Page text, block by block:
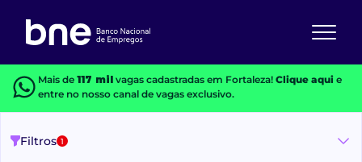
Mais de 117 milvagas cadastradas em Fortaleza! Clique aquie
entre no nosso canal de vagas exclusivo.
Filtros 1